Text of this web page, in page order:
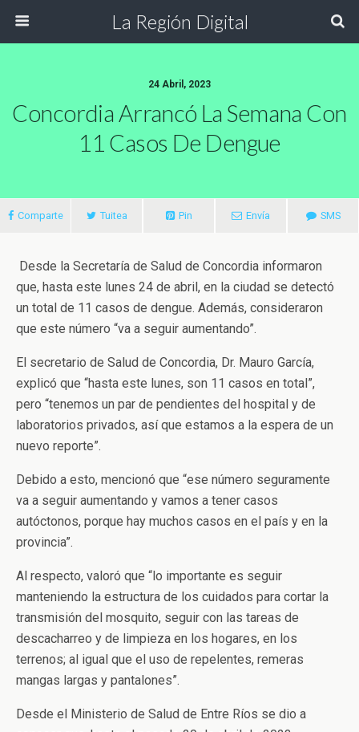
La Región Digital
24 Abril, 2023
Concordia Arrancó La Semana Con
11 Casos De Dengue
Comparte Tuitea Pin Envía SMS
Desde la Secretaría de Salud de Concordia informaron
que, hasta este lunes 24 de abril, en la ciudad se detectó
un total de 11 casos de dengue. Además, consideraron
que este número “va a seguir aumentando”.
El secretario de Salud de Concordia, Dr. Mauro García,
explicó que “hasta este lunes, son 11 casos en total”,
pero “tenemos un par de pendientes del hospital y de
laboratorios privados, así que estamos a la espera de un
nuevo reporte”.
Debido a esto, mencionó que “ese número seguramente
va a seguir aumentando y vamos a tener casos
autóctonos, porque hay muchos casos en el país y en la
provincia”.
Al respecto, valoró que “lo importante es seguir
manteniendo la estructura de los cuidados para cortar la
transmisión del mosquito, seguir con las tareas de
descacharreo y de limpieza en los hogares, en los
terrenos; al igual que el uso de repelentes, remeras
mangas largas y pantalones”.
Desde el Ministerio de Salud de Entre Ríos se dio a